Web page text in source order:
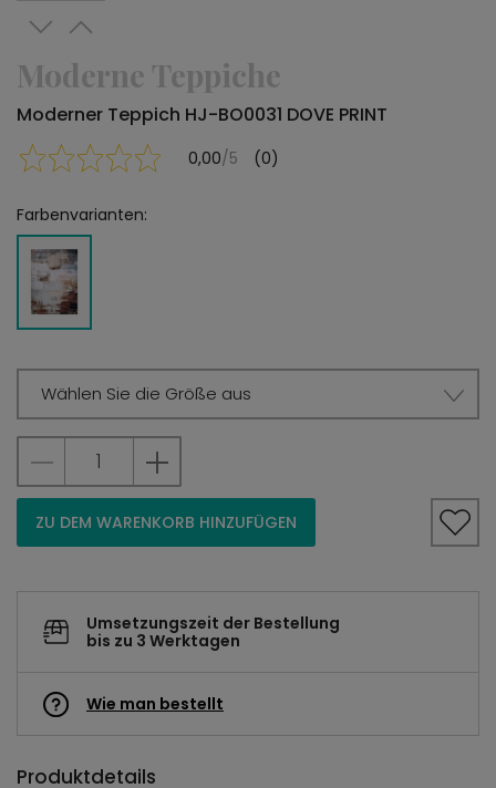
Moderne Teppiche
Moderner Teppich HJ-BO0031 DOVE PRINT
0,00/5 (0)
Farbenvarianten:
Wählen Sie die Größe aus
ZU DEM WARENKORB HINZUFÜGEN
Umsetzungszeit der Bestellung
bis zu 3 Werktagen
Wie man bestellt
Produktdetails